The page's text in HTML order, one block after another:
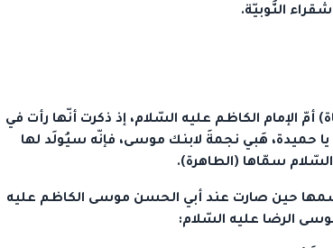
النُّوبيّة.
الإمام الكاظم عليه السّلام، إذ ذكرت أنّها رأت في
حميدة، هَبي نجمةَ لابنك موسى، فإنّه سيُولَد لها
سمّاها (الطاهرة).
حين صارت عند أبي الحسن موسى الكاظم عليه
الرضا عليه السّلام: